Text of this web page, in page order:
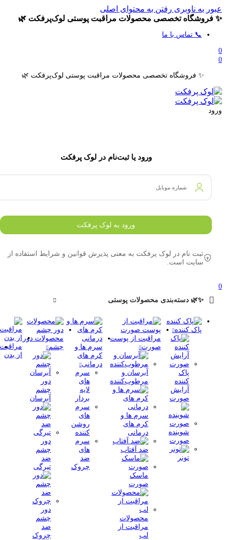
عبور به ناوبری رفتن به محتوای اصلی
✨ فروشگاه تخصصی محصولات مراقبت پوستی لوک‌پرفکت 🌿
📞 تماس با ما
0
0
✨ فروشگاه تخصصی محصولات مراقبت پوستی لوک‌پرفکت 🌿
ورود
ورود یا ثبت‌نام در لوک پرفکت
شماره موبایل
ورود به لوک پرفکت
ثبت نام در لوک پرفکت به معنی پذیرش قوانین و شرایط استفاده از
سایت است.
0
✨🌿 دسته‌بندی محصولات پوستی
پاک کننده
پاک
کننده
آرایش
صورت
شوینده
صورت
تونر
مراقبت از پوست
صورت
آبرسان و
مرطوب‌کننده
سرم ها و
کرم های
درمانی
ضد آفتاب
ماسک
صورت
محصولات
مراقبت از
لب
سرم ها و
کرم های
درمانی
سرم
های
لایه
بردار
سرم
های
روشن
کننده
سرم
های
ضد
چروک
محصولات دور
چشم
دور
چشم
آبرسان
دور
چشم
ضد
تیرگی
دور
چشم
ضد
چروک
مراقبت
از بدن